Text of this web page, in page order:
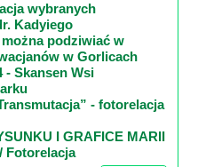
wybranych
Kadyiego
podziwiać w
w Gorlicach
- Skansen Wsi
- fotorelacja
I GRAFICE MARII
Fotorelacja